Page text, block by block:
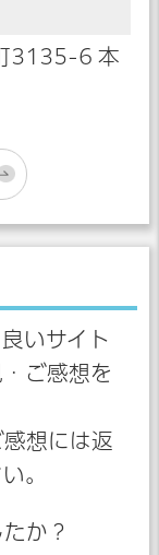
3135-6 本
いサイト
ご感想を
想には返
。
か？